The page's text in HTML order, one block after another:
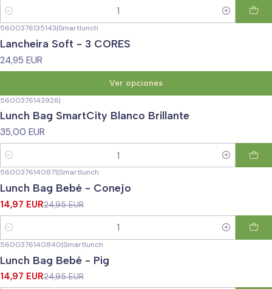
Cantidad
5600376135143|Smartlunch
Lancheira Soft - 3 CORES
24,95 EUR
Ver opciones
5600376143926|
Lunch Bag SmartCity Blanco Brillante
35,00 EUR
Cantidad
5600376140871|Smartlunch
Lunch Bag Bebé - Conejo
14,97 EUR24,95 EUR
Cantidad
-40% OFF
5600376140840|Smartlunch
Lunch Bag Bebé - Pig
14,97 EUR24,95 EUR